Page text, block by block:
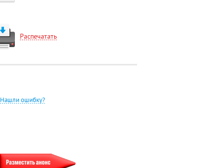
Распечатать
Нашли ошибку?